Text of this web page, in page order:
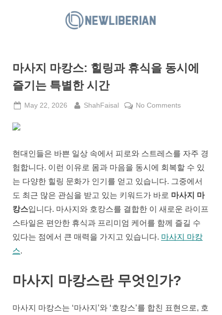
L
e
a
n
마사지 마캉스: 힐링과 휴식을 동시에
즐기는 특별한 시간
Posted
May 22, 2026 By
ShahFaisal No Commentson
마
스:
힐
링
과
휴
을
에
는
현대인들은 바쁜 일상 속에서 피로와 스트레스를 자주 경
험합니다. 이런 이유로 몸과 마음을 동시에 회복할 수 있
는 다양한 힐링 문화가 인기를 얻고 있습니다. 그중에서
도 최근 많은 관심을 받고 있는 키워드가 바로 마사지 마
캉스입니다. 마사지와 호캉스를 결합한 이 새로운 라이프
스타일은 편안한 휴식과 프리미엄 케어를 함께 즐길 수
있다는 점에서 큰 매력을 가지고 있습니다. 마사지 마캉
스.
마사지 마캉스란 무엇인가?
마사지 마캉스는 ‘마사지’와 ‘호캉스’를 합친 표현으로, 호